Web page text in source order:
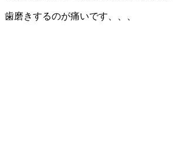
歯磨きするのが痛いです、、、